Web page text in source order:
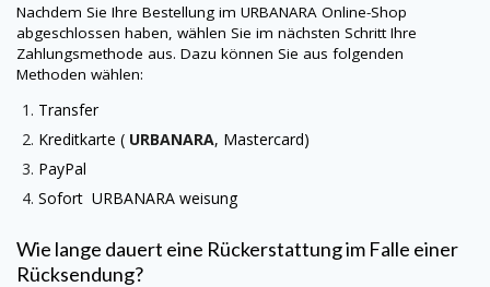
Nachdem Sie Ihre Bestellung im URBANARA Online-Shop
abgeschlossen haben, wählen Sie im nächsten Schritt Ihre
Zahlungsmethode aus. Dazu können Sie aus folgenden
Methoden wählen:
Transfer
Kreditkarte ( URBANARA, Mastercard)
PayPal
Sofort URBANARA weisung
Wie lange dauert eine Rückerstattung im Falle einer
Rücksendung?